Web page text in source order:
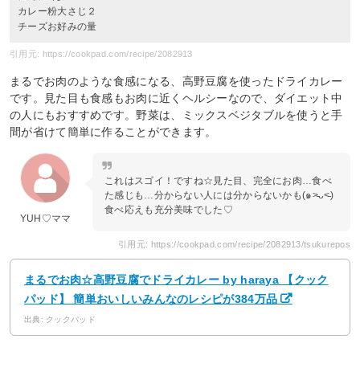
カレー粉大さじ２
チーズお好みの量
引用元: https://cookpad.com/recipe/2082913
まるでお肉のような食感になる、高野豆腐を使ったドライカレー
です。見た目も食感もお肉に近くヘルシーなので、ダイエット中
の人にもおすすめです。野菜は、ミックスベジタブルを使うと手
間が省けて簡単に作ることができます。
YUH♡ママ
これはスゴイ！ですね☆見た目、完全にお肉…食べ
た感じも…分からない人には分からないかも(๑˃̵ᴗ˂̵)
食べ応えも充分美味でした♡
引用元: https://cookpad.com/recipe/2082913/tsukurepos
まるでお肉☆高野豆腐でドライカレー by haraya 【クック
パッド】 簡単おいしいみんなのレシピが384万品
出典: クックパッド